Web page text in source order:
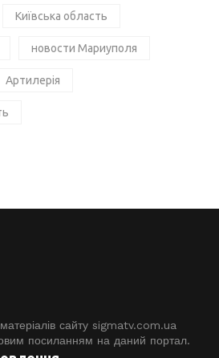
Київська область
новости Мариуполя
Артилерія
сайту sigmatv.com.ua
посиланням на даний портал.